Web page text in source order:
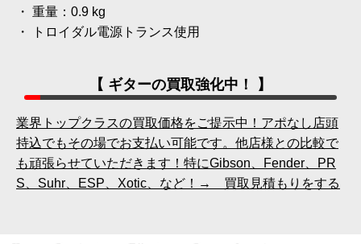
・ 重量：0.9 kg
・ トロイダル電源トランス使用
【 ギターの買取強化中！ 】
業界トップクラスの買取価格をご提示中！アポなし店頭
持込でもその場でお支払い可能です。他店様との比較で
も頑張らせていただきます！特にGibson、Fender、PR
S、Suhr、ESP、Xotic、など！→ 買取見積もりをする